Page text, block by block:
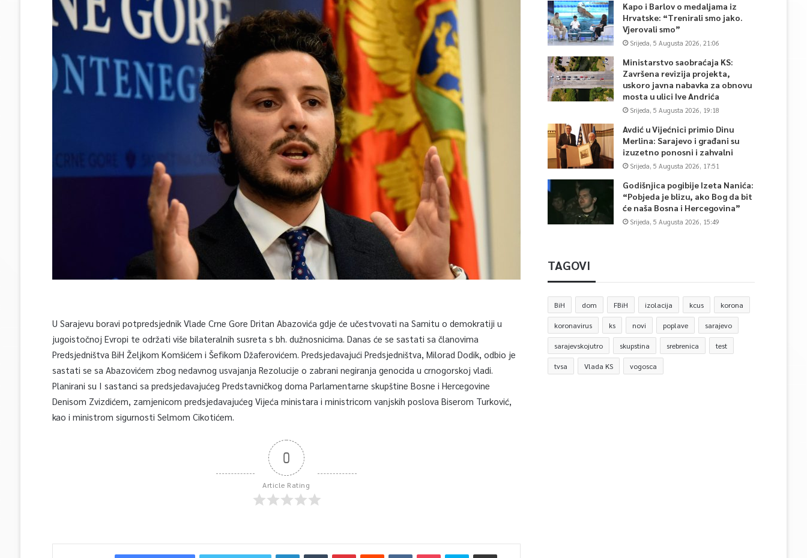
U Sarajevu boravi potpredsjednik Vlade Crne Gore Dritan Abazovića gdje će učestvovati na Samitu o demokratiji u
jugoistočnoj Evropi te održati više bilateralnih susreta s bh. dužnosnicima. Danas će se sastati sa članovima
Predsjedništva BiH Željkom Komšićem i Šefikom Džaferovićem. Predsjedavajući Predsjedništva, Milorad Dodik, odbio je
sastati se sa Abazovićem zbog nedavnog usvajanja Rezolucije o zabrani negiranja genocida u crnogorskoj vladi.
Planirani su I sastanci sa predsjedavajućeg Predstavničkog doma Parlamentarne skupštine Bosne i Hercegovine
Denisom Zvizdićem, zamjenicom predsjedavajućeg Vijeća ministara i ministricom vanjskih poslova Biserom Turković,
kao i ministrom sigurnosti Selmom Cikotićem.
0
Article Rating
Kapo i Barlov o medaljama iz
Hrvatske: “Trenirali smo jako.
Vjerovali smo”
Srijeda, 5 Augusta 2026, 21:06
Ministarstvo saobraćaja KS:
Završena revizija projekta,
uskoro javna nabavka za obnovu
mosta u ulici Ive Andrića
Srijeda, 5 Augusta 2026, 19:18
Avdić u Vijećnici primio Dinu
Merlina: Sarajevo i građani su
izuzetno ponosni i zahvalni
Srijeda, 5 Augusta 2026, 17:51
Godišnjica pogibije Izeta Nanića:
“Pobjeda je blizu, ako Bog da bit
će naša Bosna i Hercegovina”
Srijeda, 5 Augusta 2026, 15:49
TAGOVI
BiH dom FBiH izolacija kcus korona
koronavirus ks novi poplave sarajevo
sarajevskojutro skupstina srebrenica test
tvsa Vlada KS vogosca